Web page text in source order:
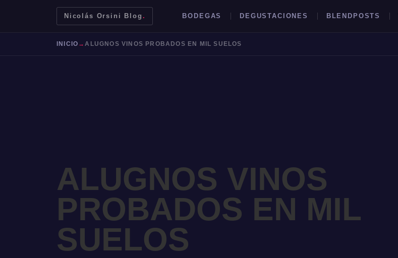
Nicolás Orsini Blog . BODEGAS DEGUSTACIONES BLENDPOSTS
Mendoza Malbec Bodegas Jujuy
INICIO →ALUGNOS VINOS PROBADOS EN MIL SUELOS
ALUGNOS VINOS
PROBADOS EN MIL
SUELOS